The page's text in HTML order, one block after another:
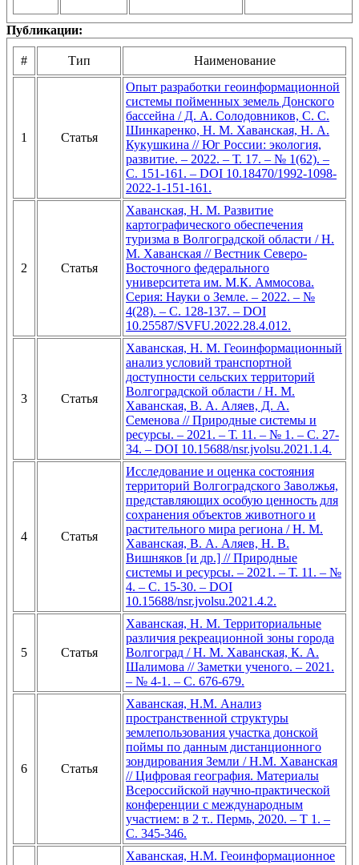
Публикации:
# Тип Наименование
1 Статья
Опыт разработки геоинформационной
системы пойменных земель Донского
бассейна / Д. А. Солодовников, С. С.
Шинкаренко, Н. М. Хаванская, Н. А.
Кукушкина // Юг России: экология,
развитие. – 2022. – Т. 17. – № 1(62). –
С. 151-161. – DOI 10.18470/1992-1098-
2022-1-151-161.
2 Статья
Хаванская, Н. М. Развитие
картографического обеспечения
туризма в Волгоградской области / Н.
М. Хаванская // Вестник Северо-
Восточного федерального
университета им. М.К. Аммосова.
Серия: Науки о Земле. – 2022. – №
4(28). – С. 128-137. – DOI
10.25587/SVFU.2022.28.4.012.
3 Статья
Хаванская, Н. М. Геоинформационный
анализ условий транспортной
доступности сельских территорий
Волгоградской области / Н. М.
Хаванская, В. А. Аляев, Д. А.
Семенова // Природные системы и
ресурсы. – 2021. – Т. 11. – № 1. – С. 27-
34. – DOI 10.15688/nsr.jvolsu.2021.1.4.
4 Статья
Исследование и оценка состояния
территорий Волгоградского Заволжья,
представляющих особую ценность для
сохранения объектов животного и
растительного мира региона / Н. М.
Хаванская, В. А. Аляев, Н. В.
Вишняков [и др.] // Природные
системы и ресурсы. – 2021. – Т. 11. – №
4. – С. 15-30. – DOI
10.15688/nsr.jvolsu.2021.4.2.
5 Статья
Хаванская, Н. М. Территориальные
различия рекреационной зоны города
Волгоград / Н. М. Хаванская, К. А.
Шалимова // Заметки ученого. – 2021.
– № 4-1. – С. 676-679.
6 Статья
Хаванская, Н.М. Анализ
пространственной структуры
землепользования участка донской
поймы по данным дистанционного
зондирования Земли / Н.М. Хаванская
// Цифровая география. Материалы
Всероссийской научно-практической
конференции с международным
участием: в 2 т.. Пермь, 2020. – Т 1. –
С. 345-346.
Хаванская, Н.М. Геоинформационное